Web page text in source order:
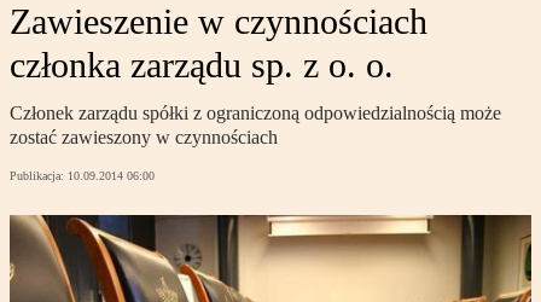
Zawieszenie w czynnościach
członka zarządu sp. z o. o.
Członek zarządu spółki z ograniczoną odpowiedzialnością może
zostać zawieszony w czynnościach
Publikacja: 10.09.2014 06:00